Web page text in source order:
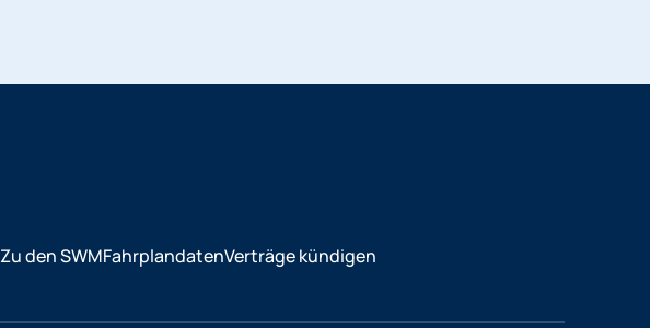
Zu den SWMFahrplandatenVerträge kündigen